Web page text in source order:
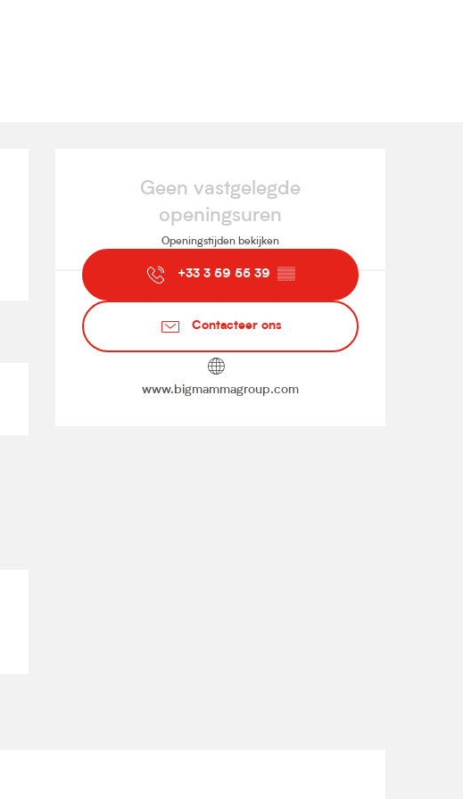
Openingstijden en
Geen vastgelegde
openingsuren
Openingstijden bekijken
+33 3 59 55 39 ▒▒
Contacteer ons
www.bigmammagroup.com